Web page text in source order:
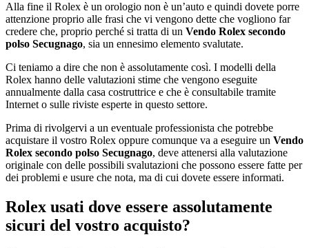
Alla fine il Rolex è un orologio non è un’auto e quindi dovete porre
attenzione proprio alle frasi che vi vengono dette che vogliono far
credere che, proprio perché si tratta di un Vendo Rolex secondo
polso Secugnago, sia un ennesimo elemento svalutate.
Ci teniamo a dire che non è assolutamente così. I modelli della
Rolex hanno delle valutazioni stime che vengono eseguite
annualmente dalla casa costruttrice e che è consultabile tramite
Internet o sulle riviste esperte in questo settore.
Prima di rivolgervi a un eventuale professionista che potrebbe
acquistare il vostro Rolex oppure comunque va a eseguire un Vendo
Rolex secondo polso Secugnago, deve attenersi alla valutazione
originale con delle possibili svalutazioni che possono essere fatte per
dei problemi e usure che nota, ma di cui dovete essere informati.
Rolex usati dove essere assolutamente
sicuri del vostro acquisto?